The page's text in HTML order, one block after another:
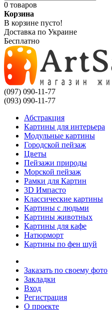
0 товаров
Корзина
В корзине пусто!
Доставка по Украине
Бесплатно
(097) 090-11-77
(093) 090-11-77
Абстракция
Картины для интерьера
Модульные картины
Городской пейзаж
Цветы
Пейзажи природы
Морской пейзаж
Рамки для Картин
3D Импасто
Классические картины
Картины с людьми
Картины животных
Картины для кафе
Натюрморт
Картины по фен шуй
Заказать по своему фото
Закладки
Вход
Регистрация
О проекте